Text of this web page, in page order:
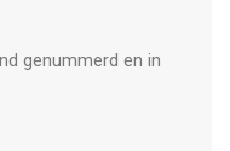
genummerd en in